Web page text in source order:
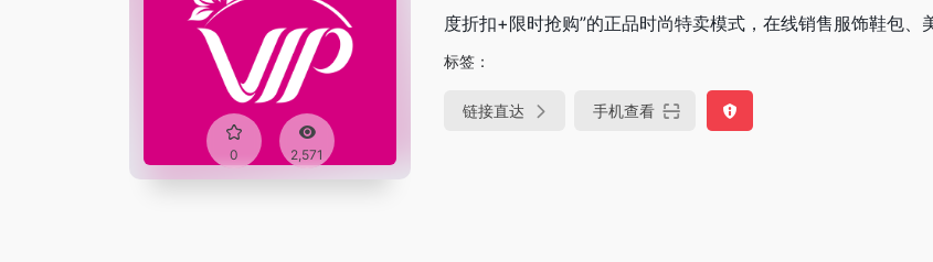
0 2,571
度折扣+限时抢购”的正品时尚特卖模式，在线销售服饰鞋包、
标签：
链接直达 手机查看